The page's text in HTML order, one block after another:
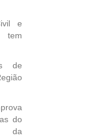
e
tem
de
do
da